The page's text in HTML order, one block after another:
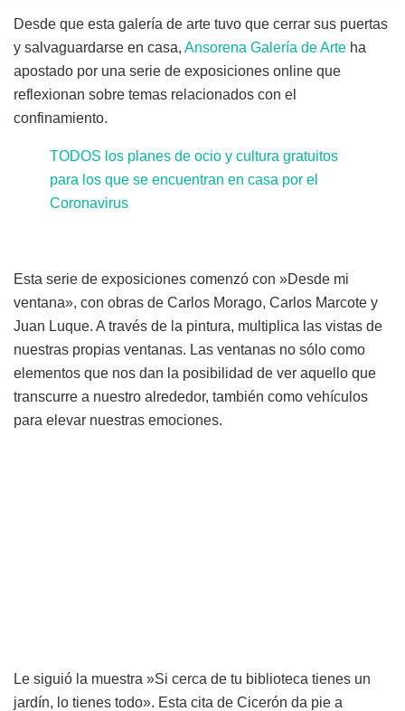
Desde que esta galería de arte tuvo que cerrar sus puertas
y salvaguardarse en casa, Ansorena Galería de Arte ha
apostado por una serie de exposiciones online que
reflexionan sobre temas relacionados con el
confinamiento.
TODOS los planes de ocio y cultura gratuitos
para los que se encuentran en casa por el
Coronavirus
Esta serie de exposiciones comenzó con »Desde mi
ventana», con obras de Carlos Morago, Carlos Marcote y
Juan Luque. A través de la pintura, multiplica las vistas de
nuestras propias ventanas. Las ventanas no sólo como
elementos que nos dan la posibilidad de ver aquello que
transcurre a nuestro alrededor, también como vehículos
para elevar nuestras emociones.
Le siguió la muestra »Si cerca de tu biblioteca tienes un
jardín, lo tienes todo». Esta cita de Cicerón da pie a